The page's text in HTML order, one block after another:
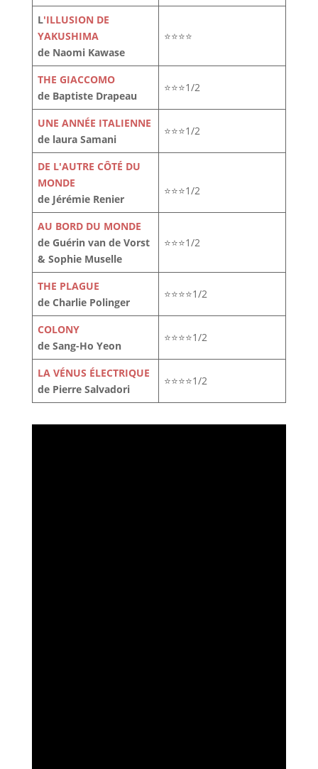
L'ILLUSION DE
YAKUSHIMA
de Naomi Kawase
⭐⭐⭐⭐
THE GIACCOMO
de Baptiste Drapeau
⭐⭐⭐1/2
UNE ANNÉE ITALIENNE
de laura Samani
⭐⭐⭐1/2
DE L'AUTRE CÔTÉ DU
MONDE
de Jérémie Renier
⭐⭐⭐1/2
AU BORD DU MONDE
de Guérin van de Vorst
& Sophie Muselle
⭐⭐⭐1/2
THE PLAGUE
de Charlie Polinger
⭐⭐⭐⭐1/2
COLONY
de Sang-Ho Yeon
⭐⭐⭐⭐1/2
LA VÉNUS ÉLECTRIQUE
de Pierre Salvadori
⭐⭐⭐⭐1/2